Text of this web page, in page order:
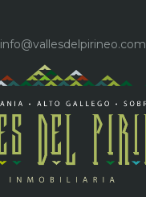
info@vallesdelpirineo.com